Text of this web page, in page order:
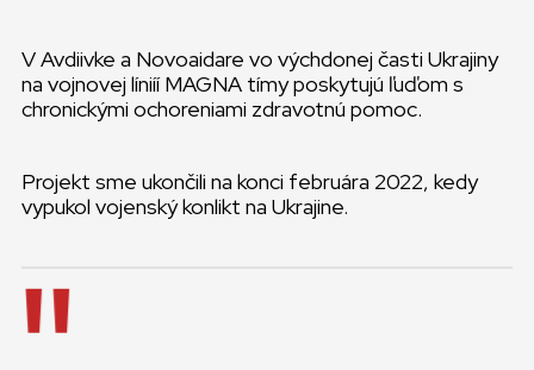
V Avdiivke a Novoaidare vo výchdonej časti Ukrajiny
na vojnovej líniíí MAGNA tímy poskytujú ľuďom s
chronickými ochoreniami zdravotnú pomoc.
Projekt sme ukončili na konci februára 2022, kedy
vypukol vojenský konlikt na Ukrajine.